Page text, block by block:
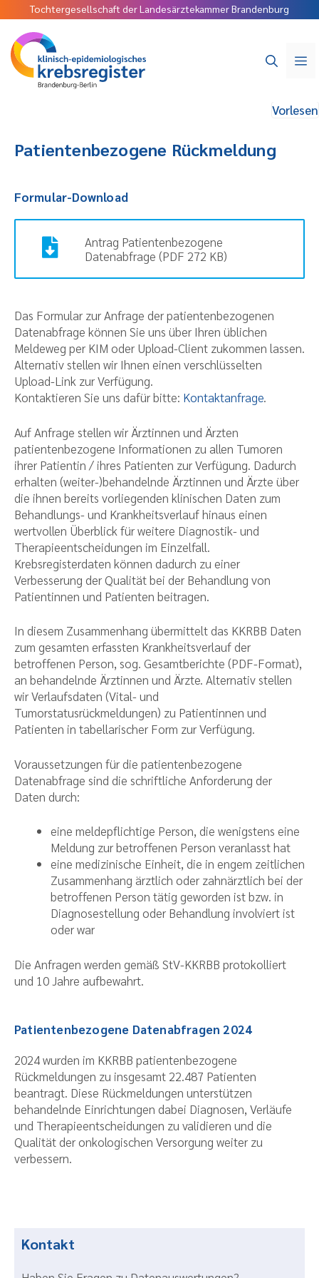
Tochtergesellschaft der Landesärztekammer Brandenburg
Vorlesen
Patientenbezogene Rückmeldung
Formular-Download
Antrag Patientenbezogene
Datenabfrage (PDF 272 KB)
Das Formular zur Anfrage der patientenbezogenen
Datenabfrage können Sie uns über Ihren üblichen
Meldeweg per KIM oder Upload-Client zukommen lassen.
Alternativ stellen wir Ihnen einen verschlüsselten
Upload-Link zur Verfügung.
Kontaktieren Sie uns dafür bitte: Kontaktanfrage.
Auf Anfrage stellen wir Ärztinnen und Ärzten
patientenbezogene Informationen zu allen Tumoren
ihrer Patientin / ihres Patienten zur Verfügung. Dadurch
erhalten (weiter-)behandelnde Ärztinnen und Ärzte über
die ihnen bereits vorliegenden klinischen Daten zum
Behandlungs- und Krankheitsverlauf hinaus einen
wertvollen Überblick für weitere Diagnostik- und
Therapieentscheidungen im Einzelfall.
Krebsregisterdaten können dadurch zu einer
Verbesserung der Qualität bei der Behandlung von
Patientinnen und Patienten beitragen.
In diesem Zusammenhang übermittelt das KKRBB Daten
zum gesamten erfassten Krankheitsverlauf der
betroffenen Person, sog. Gesamtberichte (PDF-Format),
an behandelnde Ärztinnen und Ärzte. Alternativ stellen
wir Verlaufsdaten (Vital- und
Tumorstatusrückmeldungen) zu Patientinnen und
Patienten in tabellarischer Form zur Verfügung.
Voraussetzungen für die patientenbezogene
Datenabfrage sind die schriftliche Anforderung der
Daten durch:
eine meldepflichtige Person, die wenigstens eine
Meldung zur betroffenen Person veranlasst hat
eine medizinische Einheit, die in engem zeitlichen
Zusammenhang ärztlich oder zahnärztlich bei der
betroffenen Person tätig geworden ist bzw. in
Diagnosestellung oder Behandlung involviert ist
oder war
Die Anfragen werden gemäß StV-KKRBB protokolliert
und 10 Jahre aufbewahrt.
Patientenbezogene Datenabfragen 2024
2024 wurden im KKRBB patientenbezogene
Rückmeldungen zu insgesamt 22.487 Patienten
beantragt. Diese Rückmeldungen unterstützen
behandelnde Einrichtungen dabei Diagnosen, Verläufe
und Therapieentscheidungen zu validieren und die
Qualität der onkologischen Versorgung weiter zu
verbessern.
Kontakt